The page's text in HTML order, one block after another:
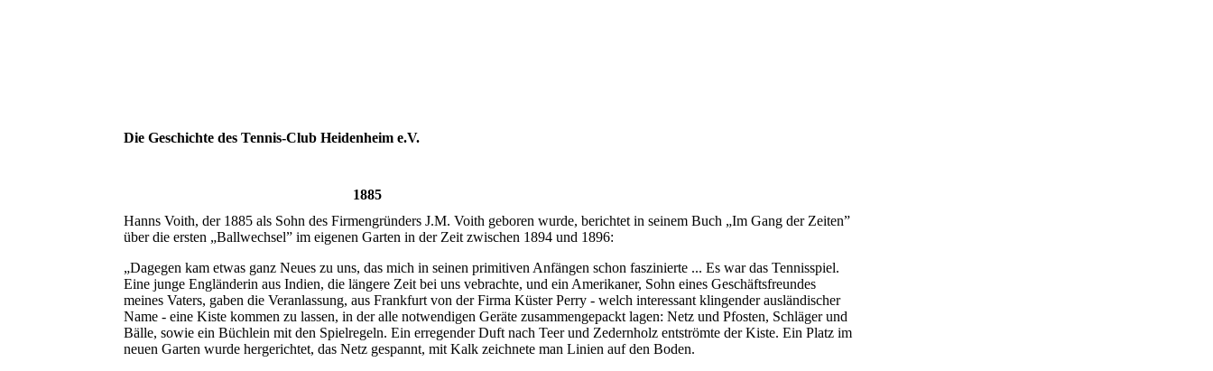
Die Geschichte des Tennis-Club Heidenheim e.V.
1885
Hanns Voith, der 1885 als Sohn des Firmengründers J.M. Voith geboren wurde, berichtet in seinem Buch „Im Gang der Zeiten”
über die ersten „Ballwechsel” im eigenen Garten in der Zeit zwischen 1894 und 1896:
„Dagegen kam etwas ganz Neues zu uns, das mich in seinen primitiven Anfängen schon faszinierte ... Es war das Tennisspiel.
Eine junge Engländerin aus Indien, die längere Zeit bei uns vebrachte, und ein Amerikaner, Sohn eines Geschäftsfreundes
meines Vaters, gaben die Veranlassung, aus Frankfurt von der Firma Küster Perry - welch interessant klingender ausländischer
Name - eine Kiste kommen zu lassen, in der alle notwendigen Geräte zusammengepackt lagen: Netz und Pfosten, Schläger und
Bälle, sowie ein Büchlein mit den Spielregeln. Ein erregender Duft nach Teer und Zedernholz entströmte der Kiste. Ein Platz im
neuen Garten wurde hergerichtet, das Netz gespannt, mit Kalk zeichnete man Linien auf den Boden.